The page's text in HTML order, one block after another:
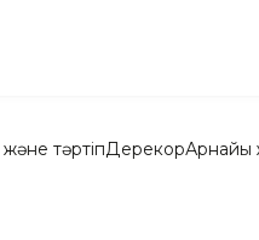
тәртіпДерекқорАрнайы